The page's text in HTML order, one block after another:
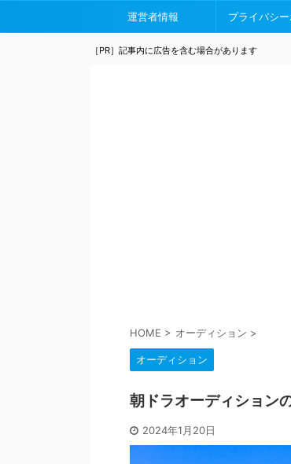
運営者情報 プライバシ
［PR］記事内に広告を含む場合があります
HOME > オーディション >
オーディション
朝ドラオーディション
2024年1月20日